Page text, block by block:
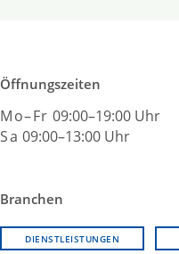
Öffnungszeiten
Mo–Fr 09:00–19:00 Uhr
Sa 09:00–13:00 Uhr
Branchen
DIENSTLEISTUNGEN